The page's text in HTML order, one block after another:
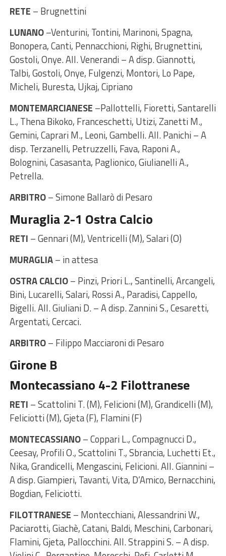
RETE – Brugnettini
LUNANO–Venturini, Tontini, Marinoni, Spagna,
Bonopera, Canti, Pennacchioni, Righi, Brugnettini,
Gostoli, Onye. All. Venerandi – A disp. Giannotti,
Talbi, Gostoli, Onye, Fulgenzi, Montori, Lo Pape,
Micheli, Buresta, Ujkaj, Cipriano
MONTEMARCIANESE –Pallottelli, Fioretti, Santarelli
L., Thena Bikoko, Franceschetti, Utizi, Zanetti M.,
Gemini, Caprari M., Leoni, Gambelli. All. Panichi – A
disp. Terzanelli, Petruzzelli, Fava, Raponi A.,
Bolognini, Casasanta, Paglionico, Giulianelli A.,
Petrella.
ARBITRO– Simone Ballarò di Pesaro
Muraglia 2-1 Ostra Calcio
RETI – Gennari (M), Ventricelli (M), Salari (O)
MURAGLIA– in attesa
OSTRA CALCIO– Pinzi, Priori L., Santinelli, Arcangeli,
Bini, Lucarelli, Salari, Rossi A., Paradisi, Cappello,
Bigelli. All. Giuliani D. – A disp. Zannini S., Cesaretti,
Argentati, Cercaci.
ARBITRO– Filippo Macciaroni di Pesaro
Girone B
Montecassiano 4-2 Filottranese
RETI – Scattolini T. (M), Felicioni (M), Grandicelli (M),
Feliciotti (M), Gjeta (F), Flamini (F)
MONTECASSIANO– Coppari L., Compagnucci D.,
Ceesay, Profili O., Scattolini T., Sbrancia, Luchetti Et.,
Nika, Grandicelli, Mengascini, Felicioni. All. Giannini –
A disp. Giampieri, Tavanti, Vita, D’Amico, Bernacchini,
Bogdian, Feliciotti.
FILOTTRANESE – Montecchiani, Alessandrini W.,
Paciarotti, Giachè, Catani, Baldi, Meschini, Carbonari,
Flamini, Gjeta, Pallocchini. All. Strappini S. – A disp.